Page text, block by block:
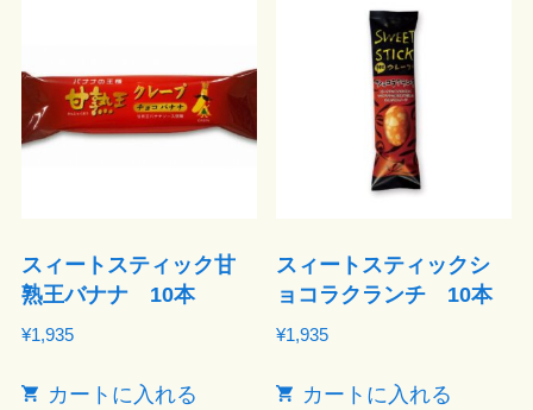
スィートスティック甘
熟王バナナ 10本
¥1,935
カートに入れる
スィートスティックシ
ョコラクランチ 10本
¥1,935
カートに入れる